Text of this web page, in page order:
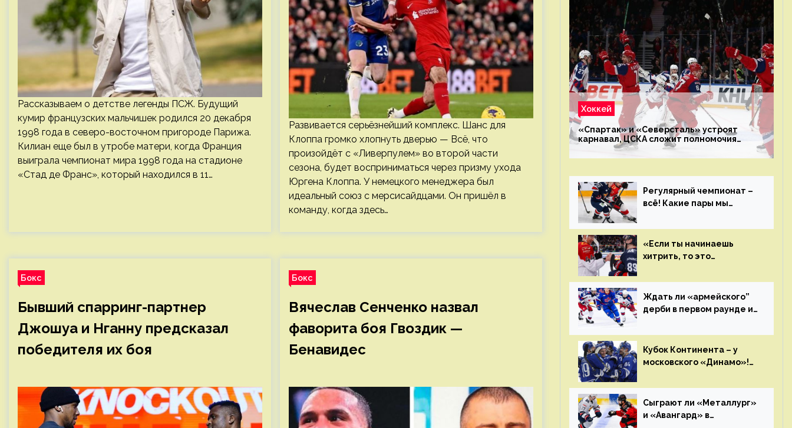
Рассказываем о детстве легенды ПСЖ. Будущий
кумир французских мальчишек родился 20 декабря
1998 года в северо-восточном пригороде Парижа.
Килиан еще был в утробе матери, когда Франция
выиграла чемпионат мира 1998 года на стадионе
«Стад де Франс», который находился в 11…
Развивается серьёзнейший комплекс. Шанс для
Клоппа громко хлопнуть дверью — Всё, что
произойдёт с «Ливерпулем» во второй части
сезона, будет восприниматься через призму ухода
Юргена Клоппа. У немецкого менеджера был
идеальный союз с мерсисайдцами. Он пришёл в
команду, когда здесь…
Бокс
Бывший спарринг-партнер
Джошуа и Нганну предсказал
победителя их боя
Бокс
Вячеслав Сенченко назвал
фаворита боя Гвоздик —
Бенавидес
Хоккей
«Спартак» и «Северсталь» устроят
карнавал, ЦСКА сложит полномочия
чемпиона. Превью первого раунда плей-
офф на Западе
Регулярный чемпионат –
всё! Какие пары мы
«Если ты начинаешь
хитрить, то это
бумерангом»
Ждать ли «армейского”
дерби в первом раунде и
Главные интриги
последнего дня
«регулярки” КХЛ
Кубок Континента – у
московского «Динамо»!
за один сезон
Сыграют ли «Металлург»
и «Авангард» в